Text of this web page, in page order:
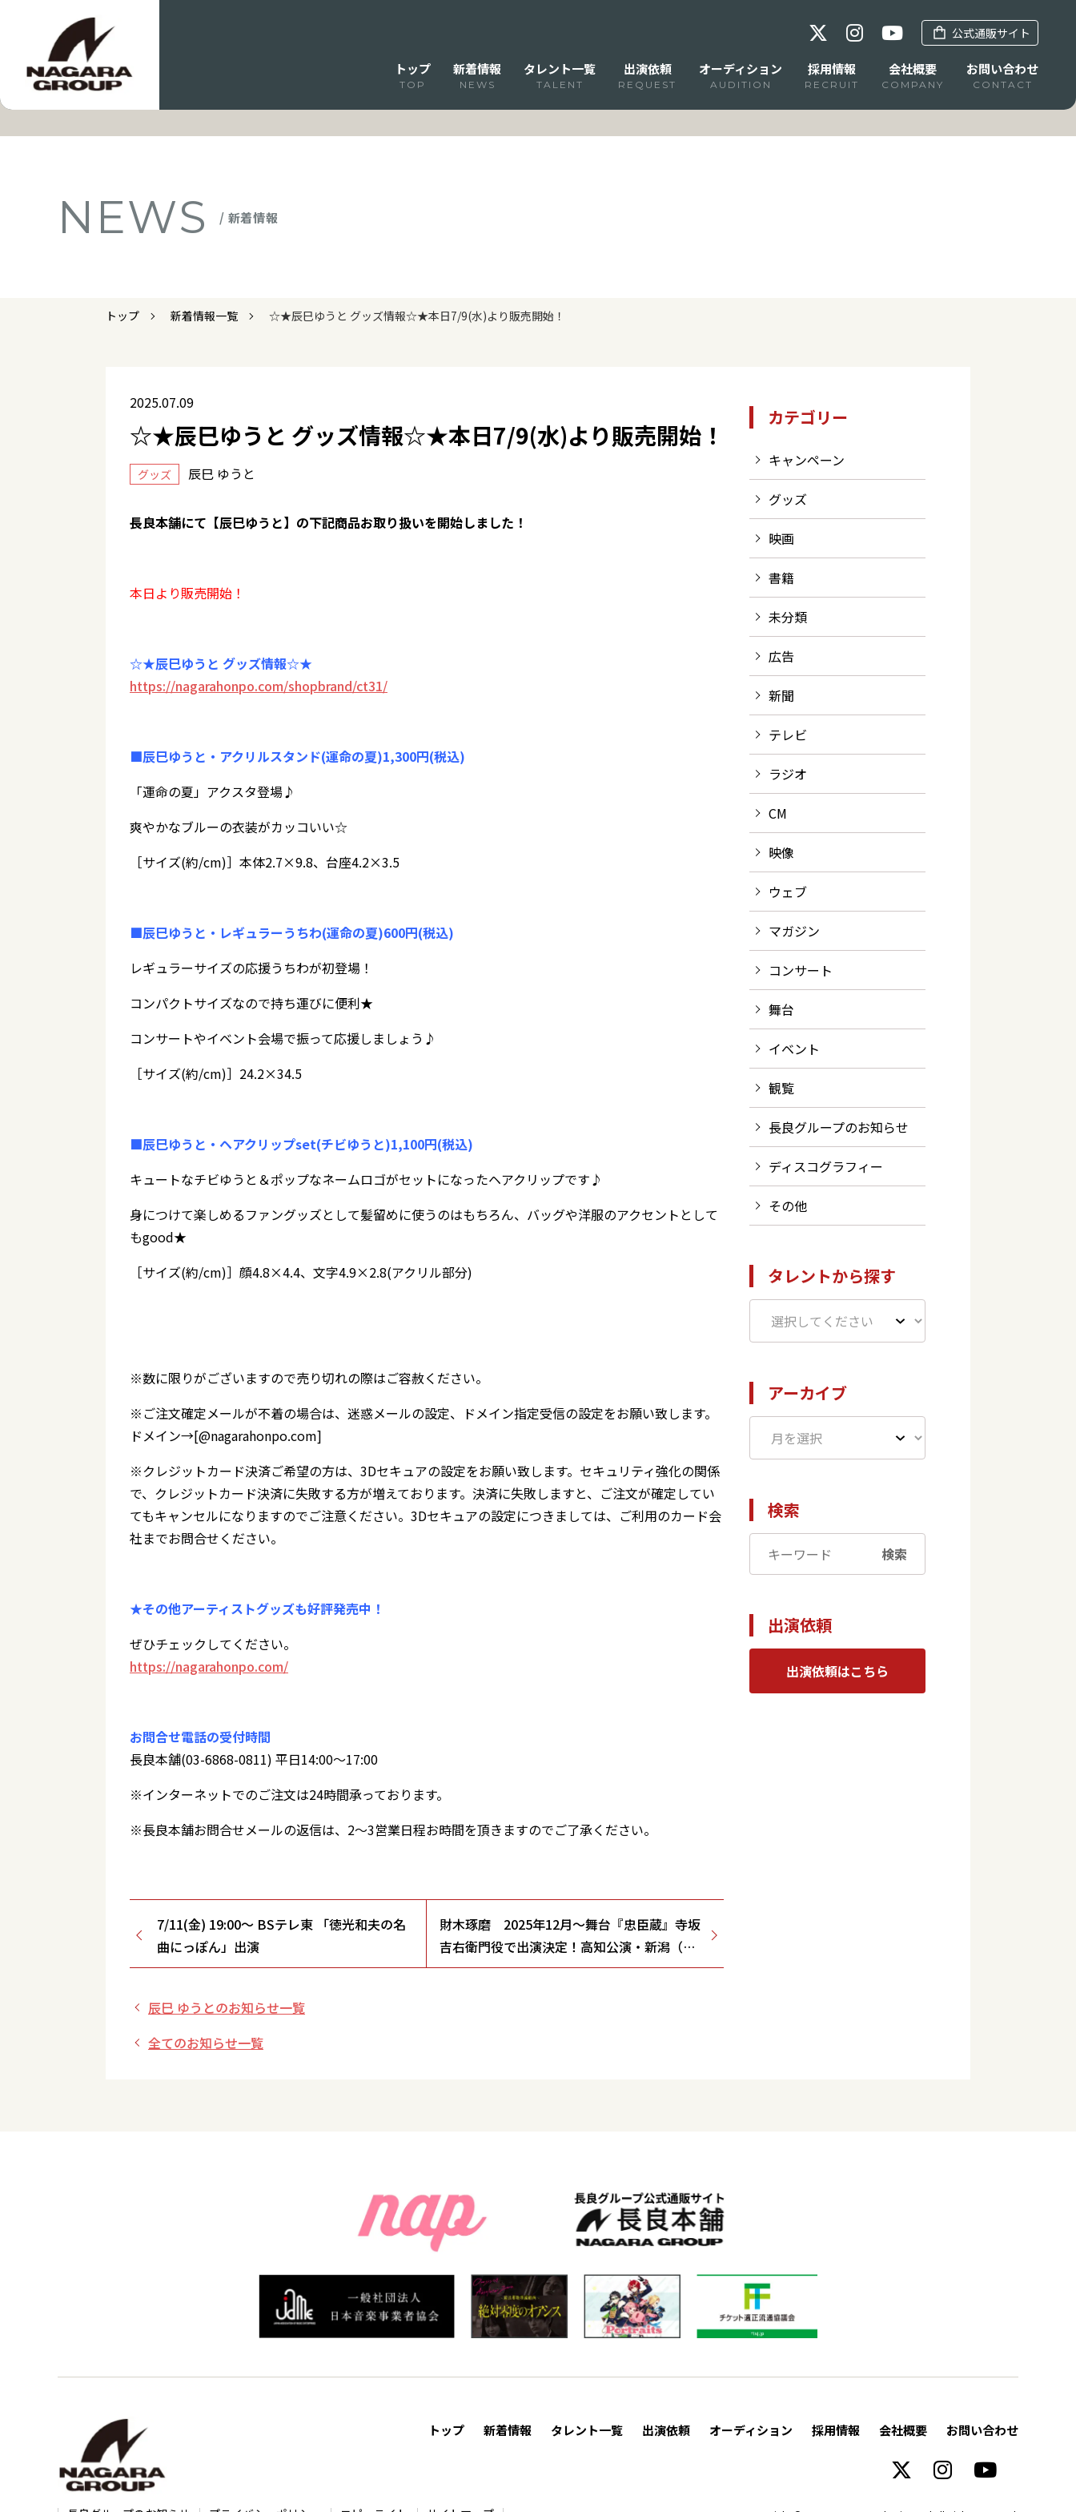
公式通販サイト
トップ
TOP
新着情報
NEWS
タレント一覧
TALENT
出演依頼
REQUEST
オーディション
AUDITION
採用情報
RECRUIT
会社概要
COMPANY
お問い合わせ
CONTACT
NEWS / 新着情報
トップ 新着情報一覧 ☆★辰巳ゆうと グッズ情報☆★本日7/9(水)より販売開始！
2025.07.09
☆★辰巳ゆうと グッズ情報☆★本日7/9(水)より販売開始！
グッズ 辰巳 ゆうと
長良本舗にて【辰巳ゆうと】の下記商品お取り扱いを開始しました！
本日より販売開始！
☆★辰巳ゆうと グッズ情報☆★
https://nagarahonpo.com/shopbrand/ct31/
■辰巳ゆうと・アクリルスタンド(運命の夏)1,300円(税込)
「運命の夏」アクスタ登場♪
爽やかなブルーの衣装がカッコいい☆
［サイズ(約/cm)］本体2.7×9.8、台座4.2×3.5
■辰巳ゆうと・レギュラーうちわ(運命の夏)600円(税込)
レギュラーサイズの応援うちわが初登場！
コンパクトサイズなので持ち運びに便利★
コンサートやイベント会場で振って応援しましょう♪
［サイズ(約/cm)］24.2×34.5
■辰巳ゆうと・ヘアクリップset(チビゆうと)1,100円(税込)
キュートなチビゆうと＆ポップなネームロゴがセットになったヘアクリップです♪
身につけて楽しめるファングッズとして髪留めに使うのはもちろん、バッグや洋服のアクセントとして
もgood★
［サイズ(約/cm)］顔4.8×4.4、文字4.9×2.8(アクリル部分)
※数に限りがございますので売り切れの際はご容赦ください。
※ご注文確定メールが不着の場合は、迷惑メールの設定、ドメイン指定受信の設定をお願い致します。
ドメイン→[@nagarahonpo.com]
※クレジットカード決済ご希望の方は、3Dセキュアの設定をお願い致します。セキュリティ強化の関係
で、クレジットカード決済に失敗する方が増えております。決済に失敗しますと、ご注文が確定してい
てもキャンセルになりますのでご注意ください。3Dセキュアの設定につきましては、ご利用のカード会
社までお問合せください。
★その他アーティストグッズも好評発売中！
ぜひチェックしてください。
https://nagarahonpo.com/
お問合せ電話の受付時間
長良本舗(03-6868-0811) 平日14:00～17:00
※インターネットでのご注文は24時間承っております。
※長良本舗お問合せメールの返信は、2～3営業日程お時間を頂きますのでご了承ください。
7/11(金) 19:00～ BSテレ東 「徳光和夫の名
曲にっぽん」出演
財木琢磨 2025年12月～舞台『忠臣蔵』寺坂
吉右衛門役で出演決定！高知公演・新潟（長
岡）公演、出演者情報追加！
辰巳 ゆうとのお知らせ一覧
全てのお知らせ一覧
カテゴリー
キャンペーン
グッズ
映画
書籍
未分類
広告
新聞
テレビ
ラジオ
CM
映像
ウェブ
マガジン
コンサート
舞台
イベント
観覧
長良グループのお知らせ
ディスコグラフィー
その他
タレントから探す
アーカイブ
検索
検索
出演依頼
出演依頼はこちら
トップ 新着情報 タレント一覧 出演依頼 オーディション 採用情報 会社概要 お問い合わせ